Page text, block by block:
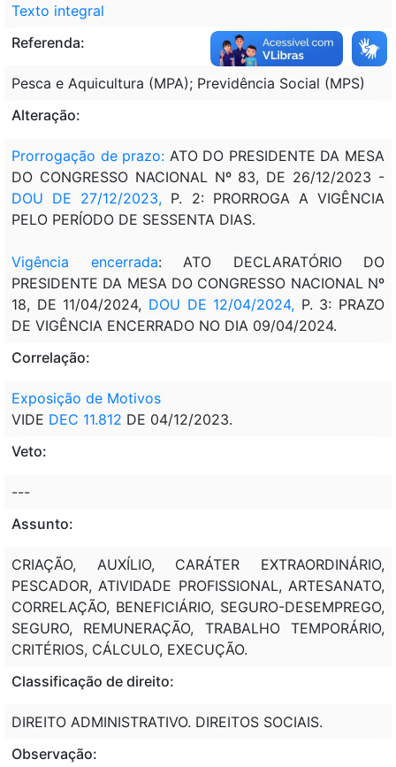
Texto integral
Referenda:
Pesca e Aquicultura (MPA); Previdência Social (MPS)
Alteração:
Prorrogação de prazo: ATO DO PRESIDENTE DA MESA
DO CONGRESSO NACIONAL Nº 83, DE 26/12/2023 -
DOU DE 27/12/2023, P. 2: PRORROGA A VIGÊNCIA
PELO PERÍODO DE SESSENTA DIAS.
Vigência encerrada: ATO DECLARATÓRIO DO
PRESIDENTE DA MESA DO CONGRESSO NACIONAL Nº
18, DE 11/04/2024, DOU DE 12/04/2024, P. 3: PRAZO
DE VIGÊNCIA ENCERRADO NO DIA 09/04/2024.
Correlação:
Exposição de Motivos
VIDE DEC 11.812 DE 04/12/2023.
Veto:
---
Assunto:
CRIAÇÃO, AUXÍLIO, CARÁTER EXTRAORDINÁRIO,
PESCADOR, ATIVIDADE PROFISSIONAL, ARTESANATO,
CORRELAÇÃO, BENEFICIÁRIO, SEGURO-DESEMPREGO,
SEGURO, REMUNERAÇÃO, TRABALHO TEMPORÁRIO,
CRITÉRIOS, CÁLCULO, EXECUÇÃO.
Classificação de direito:
DIREITO ADMINISTRATIVO. DIREITOS SOCIAIS.
Observação: